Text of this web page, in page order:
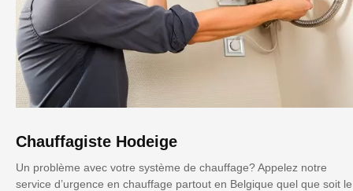
Chauffagiste Hodeige
Un problème avec votre système de chauffage? Appelez notre
service d’urgence en chauffage partout en Belgique quel que soit le